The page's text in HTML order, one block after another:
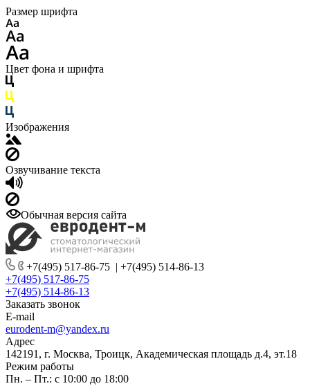
Размер шрифта
Цвет фона и шрифта
Изображения
Озвучивание текста
Обычная версия сайта
+7(495) 517-86-75 | +7(495) 514-86-13
+7(495) 517-86-75
+7(495) 514-86-13
Заказать звонок
E-mail
eurodent-m@yandex.ru
Адрес
142191, г. Москва, Троицк, Академическая площадь д.4, эт.18
Режим работы
Пн. – Пт.: с 10:00 до 18:00